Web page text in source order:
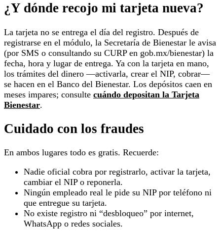
¿Y dónde recojo mi tarjeta nueva?
La tarjeta no se entrega el día del registro. Después de
registrarse en el módulo, la Secretaría de Bienestar le avisa
(por SMS o consultando su CURP en gob.mx/bienestar) la
fecha, hora y lugar de entrega. Ya con la tarjeta en mano,
los trámites del dinero —activarla, crear el NIP, cobrar—
se hacen en el Banco del Bienestar. Los depósitos caen en
meses impares; consulte cuándo depositan la Tarjeta
Bienestar.
Cuidado con los fraudes
En ambos lugares todo es gratis. Recuerde:
Nadie oficial cobra por registrarlo, activar la tarjeta,
cambiar el NIP o reponerla.
Ningún empleado real le pide su NIP por teléfono ni
que entregue su tarjeta.
No existe registro ni “desbloqueo” por internet,
WhatsApp o redes sociales.